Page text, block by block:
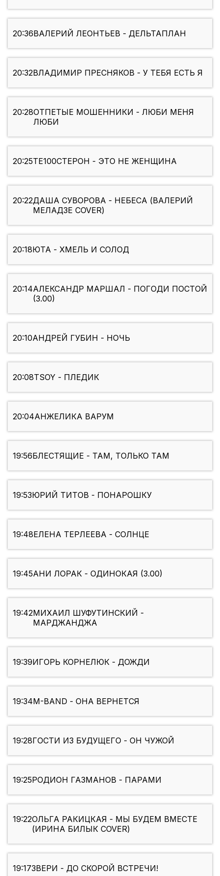
20:36ВАЛЕРИЙ ЛЕОНТЬЕВ - ДЕЛЬТАПЛАН
20:32ВЛАДИМИР ПРЕСНЯКОВ - У ТЕБЯ ЕСТЬ Я
20:28ОТПЕТЫЕ МОШЕННИКИ - ЛЮБИ МЕНЯ
ЛЮБИ
20:25ТЕ100СТЕРОН - ЭТО НЕ ЖЕНЩИНА
20:22ДАША СУВОРОВА - НЕБЕСА (ВАЛЕРИЙ
МЕЛАДЗЕ COVER)
20:18ЮТА - ХМЕЛЬ И СОЛОД
20:14АЛЕКСАНДР МАРШАЛ - ПОГОДИ ПОСТОЙ
(3.00)
20:10АНДРЕЙ ГУБИН - НОЧЬ
20:08TSOY - ПЛЕДИК
20:04АНЖЕЛИКА ВАРУМ
19:56БЛЕСТЯЩИЕ - ТАМ, ТОЛЬКО ТАМ
19:53ЮРИЙ ТИТОВ - ПОНАРОШКУ
19:48ЕЛЕНА ТЕРЛЕЕВА - СОЛНЦЕ
19:45АНИ ЛОРАК - ОДИНОКАЯ (3.00)
19:42МИХАИЛ ШУФУТИНСКИЙ -
МАРДЖАНДЖА
19:39ИГОРЬ КОРНЕЛЮК - ДОЖДИ
19:34M-BAND - ОНА ВЕРНЕТСЯ
19:28ГОСТИ ИЗ БУДУЩЕГО - ОН ЧУЖОЙ
19:25РОДИОН ГАЗМАНОВ - ПАРАМИ
19:22ОЛЬГА РАКИЦКАЯ - МЫ БУДЕМ ВМЕСТЕ
(ИРИНА БИЛЫК COVER)
19:17ЗВЕРИ - ДО СКОРОЙ ВСТРЕЧИ!